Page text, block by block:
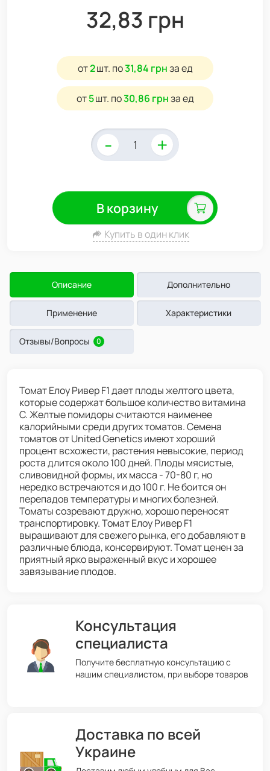
32,83 грн
от2шт. по31,84 грнза ед
от5шт. по30,86 грнза ед
- +
В корзину
Купить в один клик
Описание Дополнительно
Применение Характеристики
Отзывы/Вопросы 0
Томат Елоу Ривер F1 дает плоды желтого цвета,
которые содержат большое количество витамина
С. Желтые помидоры считаются наименее
калорийными среди других томатов. Семена
томатов от United Genetics имеют хороший
процент всхожести, растения невысокие, период
роста длится около 100 дней. Плоды мясистые,
сливовидной формы, их масса - 70-80 г, но
нередко встречаются и до 100 г. Не боится он
перепадов температуры и многих болезней.
Томаты созревают дружно, хорошо переносят
транспортировку. Томат Елоу Ривер F1
выращивают для свежего рынка, его добавляют в
различные блюда, консервируют. Томат ценен за
приятный ярко выраженный вкус и хорошее
завязывание плодов.
Консультация
специалиста
Получите бесплатную консультацию с
нашим специалистом, при выборе товаров
Доставка по всей
Украине